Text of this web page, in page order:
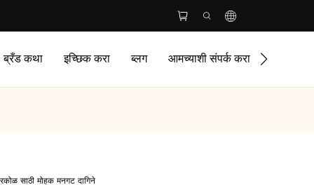
ब्रँड कथा इच्छिक करा ब्लग आमच्याशी संपर्क करा
साठी मोहक मनगट दागिने